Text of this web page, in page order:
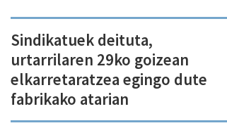
Sindikatuek deituta,
urtarrilaren 29ko goizean
elkarretaratzea egingo dute
fabrikako atarian